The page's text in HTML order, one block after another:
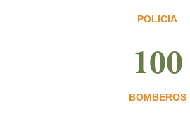
POLICIA
100
BOMBEROS